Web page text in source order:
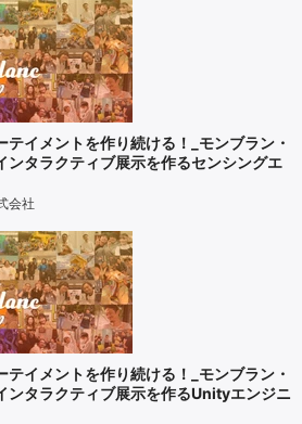
テイメントを作り続ける！_モンブラン・
ンタラクティブ展示を作るセンシングエ
会社
テイメントを作り続ける！_モンブラン・
ンタラクティブ展示を作るUnityエンジニ